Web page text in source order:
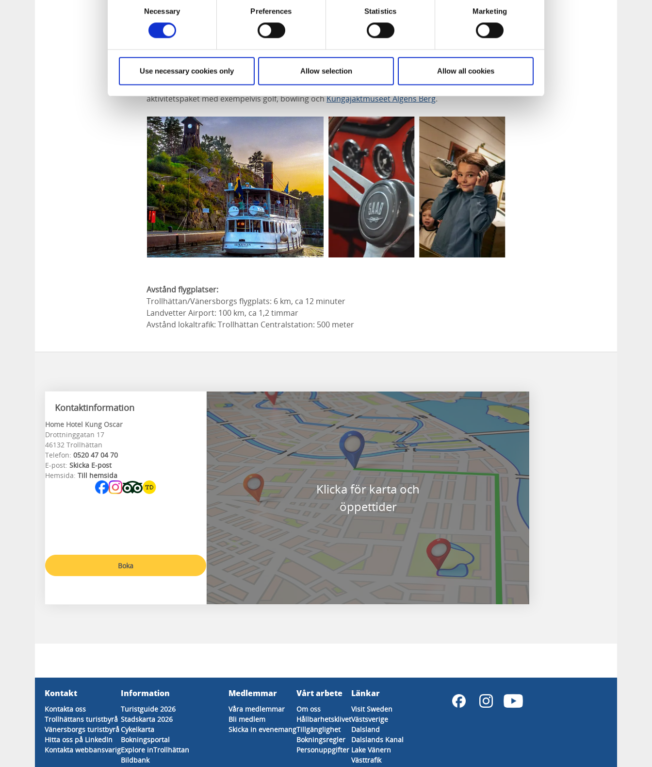
Necessary Preferences Statistics Marketing
Use necessary cookies only Allow selection Allow all cookies
Arena Älvhögsborg
. Föredrar du att stanna på hotellet kan du slappna av och få ny energi i
relaxavdelningen med bastu.
En stad full av aktiviteter
Upptäck staden som är hem för ochvattenfall,Saab-bilar Film I Väst. Låna en cykel och
ge dig ut på en upptäcktsfärd. Söker du mer ordnade aktiviteter har Home Hotel Kung Oscar olika
aktivitetspaket med exempelvis golf, bowling ochKungajaktmuseet Älgens Berg.
Avstånd flygplatser:
Trollhättan/Vänersborgs flygplats: 6 km, ca 12 minuter
Landvetter Airport: 100 km, ca 1,2 timmar
Avstånd lokaltrafik: Trollhättan Centralstation: 500 meter
Kontaktinformation
Home Hotel Kung Oscar
Drottninggatan 17
46132 Trollhättan
Telefon: 0520 47 04 70
E-post: Skicka E-post
Hemsida: Till hemsida
Boka
Klicka för karta och
öppettider
Kontakt
Kontakta oss
Trollhättans turistbyrå
Vänersborgs turistbyrå
Hitta oss på LinkedIn
Kontakta webbansvarig
Information
Turistguide 2026
Stadskarta 2026
Cykelkarta
Bokningsportal
Explore inTrollhättan
Bildbank
Medlemmar
Våra medlemmar
Bli medlem
Skicka in evenemang
Vårt arbete
Om oss
Hållbarhetsklivet
Tillgänglighet
Bokningsregler
Personuppgifter
Länkar
Visit Sweden
Västsverige
Dalsland
Dalslands Kanal
Lake Vänern
Västtrafik